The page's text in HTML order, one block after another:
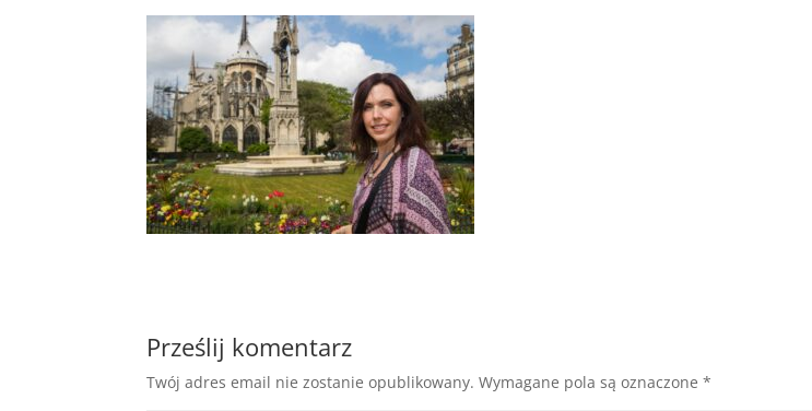
Prześlij komentarz
Twój adres email nie zostanie opublikowany. Wymagane pola są oznaczone*